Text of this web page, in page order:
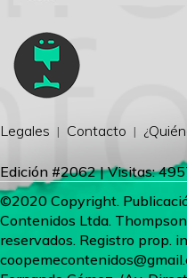
Legales Contacto
Edición #2062 | Visitas:
©2020 Copyright.
Contenidos Ltda.
reservados. Registro prop.